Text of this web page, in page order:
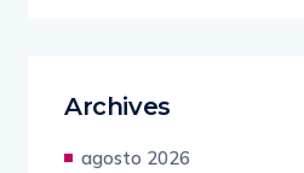
Archives
agosto 2026